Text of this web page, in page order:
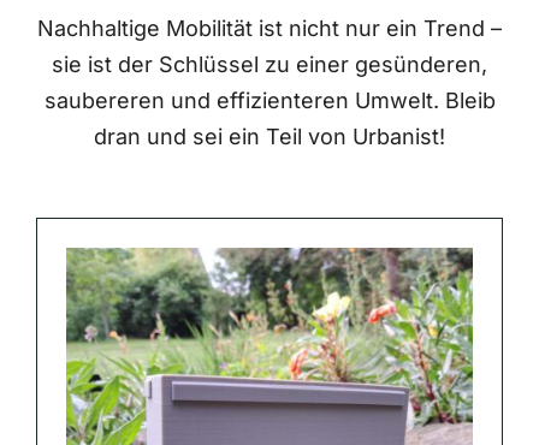
Nachhaltige Mobilität ist nicht nur ein Trend –
sie ist der Schlüssel zu einer gesünderen,
saubereren und effizienteren Umwelt. Bleib
dran und sei ein Teil von Urbanist!